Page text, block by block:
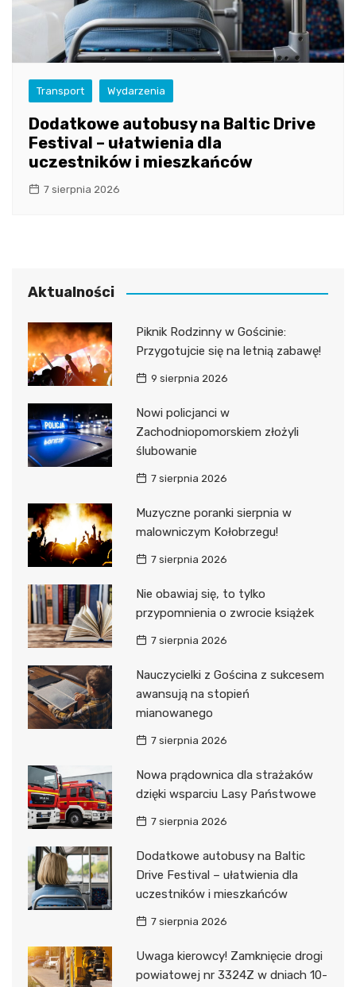
Transport Wydarzenia
Dodatkowe autobusy na Baltic Drive
Festival – ułatwienia dla
uczestników i mieszkańców
7 sierpnia 2026
Aktualności
Piknik Rodzinny w Gościnie:
Przygotujcie się na letnią zabawę!
9 sierpnia 2026
Nowi policjanci w
Zachodniopomorskiem złożyli
ślubowanie
7 sierpnia 2026
Muzyczne poranki sierpnia w
malowniczym Kołobrzegu!
7 sierpnia 2026
Nie obawiaj się, to tylko
przypomnienia o zwrocie książek
7 sierpnia 2026
Nauczycielki z Gościna z sukcesem
awansują na stopień
mianowanego
7 sierpnia 2026
Nowa prądownica dla strażaków
dzięki wsparciu Lasy Państwowe
7 sierpnia 2026
Dodatkowe autobusy na Baltic
Drive Festival – ułatwienia dla
uczestników i mieszkańców
7 sierpnia 2026
Uwaga kierowcy! Zamknięcie drogi
powiatowej nr 3324Z w dniach 10-